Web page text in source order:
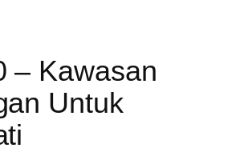
– Kawasan
Untuk